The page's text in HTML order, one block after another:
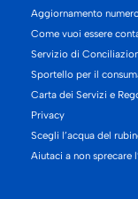
Aggiornamento
Come vuoi essere
Servizio di
Sportello per il
Carta dei Servizi e
Privacy
Scegli l’acqua del
Aiutaci a non sprecare